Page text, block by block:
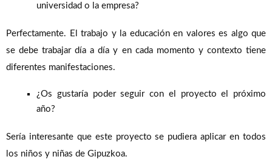
universidad o la empresa?
Perfectamente. El trabajo y la educación en valores es algo que
se debe trabajar día a día y en cada momento y contexto tiene
diferentes manifestaciones.
¿Os gustaría poder seguir con el proyecto el próximo
año?
Sería interesante que este proyecto se pudiera aplicar en todos
los niños y niñas de Gipuzkoa.